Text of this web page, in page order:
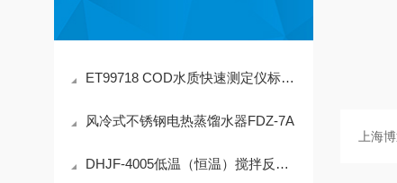
ET99718 COD水质快速测定仪标准配置
风冷式不锈钢电热蒸馏水器FDZ-7A
DHJF-4005低温（恒温）搅拌反应浴 技术参数